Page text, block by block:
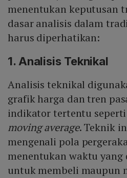
menentukan keputusan
dasar analisis dalam
harus diperhatikan:
1. Analisis Teknikal
Analisis teknikal
grafik harga dan tren
indikator tertentu seperti
moving average. Teknik
mengenali pola
menentukan waktu yang
untuk membeli maupun